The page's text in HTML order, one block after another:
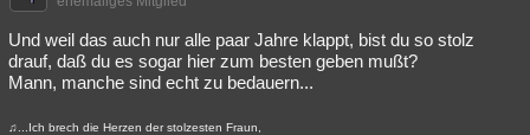
Und weil das auch nur alle paar Jahre klappt, bist du so stolz
drauf, daß du es sogar hier zum besten geben mußt?
Mann, manche sind echt zu bedauern...
♫...Ich brech die Herzen der stolzesten Fraun,